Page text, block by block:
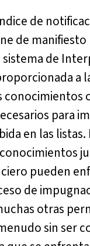
de
de manifiesto
de
a
conocimientos
para
en las
pueden
de
otras
sin ser